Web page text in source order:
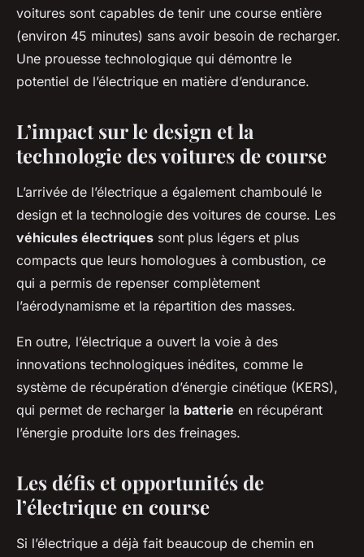
voitures sont capables de tenir une course entière
(environ 45 minutes) sans avoir besoin de recharger.
Une prouesse technologique qui démontre le
potentiel de l’électrique en matière d’endurance.
L’impact sur le design et la
technologie des voitures de course
L’arrivée de l’électrique a également chamboulé le
design et la technologie des voitures de course. Les
véhicules électriques sont plus légers et plus
compacts que leurs homologues à combustion, ce
qui a permis de repenser complètement
l’aérodynamisme et la répartition des masses.
En outre, l’électrique a ouvert la voie à des
innovations technologiques inédites, comme le
système de récupération d’énergie cinétique (KERS),
qui permet de recharger la batterie en récupérant
l’énergie produite lors des freinages.
Les défis et opportunités de
l’électrique en course
Si l’électrique a déjà fait beaucoup de chemin en